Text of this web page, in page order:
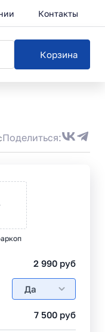
Контакты
Корзина
Поделиться:
2 990руб
Да
7 500 руб